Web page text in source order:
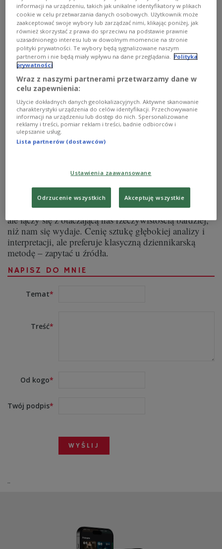
W pierwszych klasach szkoły podstawowej byłem
jazzowym purystą, ale na szczęście ten okres mam już
za sobą...
Ganielina. Opowiadam o muzyce w Polskim Radiu,
piszę (nie tylko o muzyce), gdzie tylko się da. Sam
redaguje pismo "Fragile", w którym usiłuję
przekonywać, że muzyka nie jest "światem osobnym",
ale łączy się z otaczającą nas rzeczywistością bardziej,
niż nam się wydaje. Cenię sztukę głębokiej analizy i
interpretacji, ale preferuje klasyczną dziennikarską
metodę – zapytać u źródła.
NAPISZ DO MNIE
Temat
Treść
Od kogo
Twój podpis
..
informacji na urządzeniu, takich jak unikalne identyfikatory w plikach
cookie w celu przetwarzania danych osobowych. Użytkownik może
zaakceptować swoje wybory lub zarządzać nimi, klikając poniżej, jak
również skorzystać z prawa do sprzeciwu na podstawie prawnie
uzasadnionego interesu lub w dowolnym momencie na stronie
polityki prywatności. Te wybory będą sygnalizowane naszym
partnerom i nie będą miały wpływu na dane przeglądania.
Polityka
prywatności
Wraz z naszymi partnerami przetwarzamy dane w
celu zapewnienia:
Użycie dokładnych danych geolokalizacyjnych. Aktywne skanowanie
charakterystyki urządzenia do celów identyfikacji. Przechowywanie
informacji na urządzeniu lub dostęp do nich. Spersonalizowane
reklamy i treści, pomiar reklam i treści, badnie odbiorców i
ulepszanie usług.
Lista partnerów (dostawców)
Ustawienia zaawansowane
Odrzucenie wszystkich Akceptuję wszystkie